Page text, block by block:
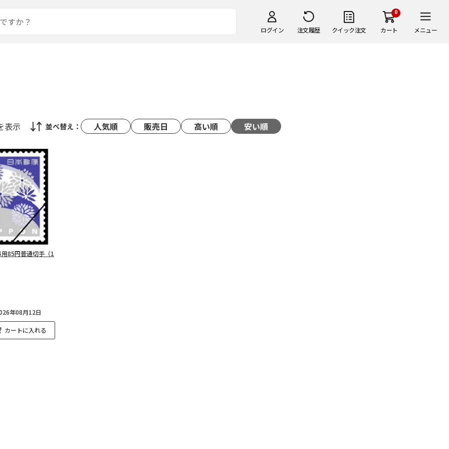
ログイン 注文履歴 クイック注文
0
カート メニュー
表示 並べ替え： 人気順 販売日 高い順 安い順
85円普通切手（1
年08月12日
カートに入れる